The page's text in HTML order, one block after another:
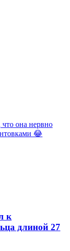
что она нервно
😂
к
длиной 27